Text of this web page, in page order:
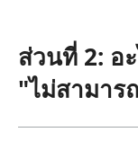
ส่วนที่ 2: อ
"ไม่สามาร